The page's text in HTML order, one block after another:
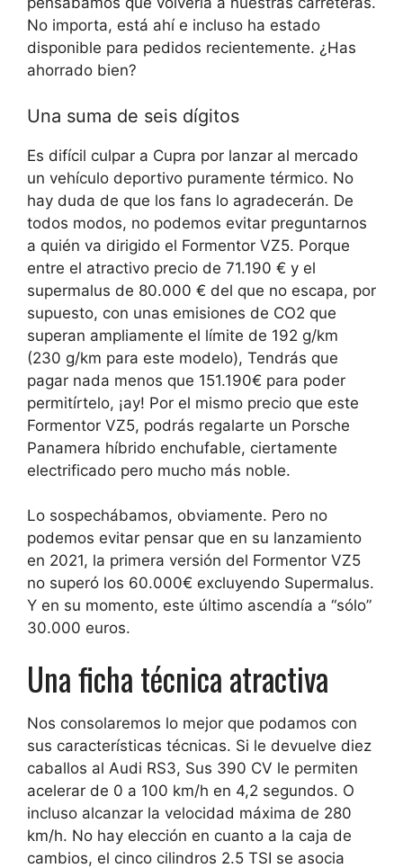
No importa, está ahí e incluso ha estado
disponible para pedidos recientemente. ¿Has
ahorrado bien?
Una suma de seis dígitos
Es difícil culpar a Cupra por lanzar al mercado
un vehículo deportivo puramente térmico. No
hay duda de que los fans lo agradecerán. De
todos modos, no podemos evitar preguntarnos
a quién va dirigido el Formentor VZ5. Porque
entre el atractivo precio de 71.190 € y el
supermalus de 80.000 € del que no escapa, por
supuesto, con unas emisiones de CO2 que
superan ampliamente el límite de 192 g/km
(230 g/km para este modelo), Tendrás que
pagar nada menos que 151.190€ para poder
permitírtelo, ¡ay! Por el mismo precio que este
Formentor VZ5, podrás regalarte un Porsche
Panamera híbrido enchufable, ciertamente
electrificado pero mucho más noble.
Lo sospechábamos, obviamente. Pero no
podemos evitar pensar que en su lanzamiento
en 2021, la primera versión del Formentor VZ5
no superó los 60.000€ excluyendo Supermalus.
Y en su momento, este último ascendía a “sólo”
30.000 euros.
Una ficha técnica atractiva
Nos consolaremos lo mejor que podamos con
sus características técnicas. Si le devuelve diez
caballos al Audi RS3, Sus 390 CV le permiten
acelerar de 0 a 100 km/h en 4,2 segundos. O
incluso alcanzar la velocidad máxima de 280
km/h. No hay elección en cuanto a la caja de
cambios, el cinco cilindros 2.5 TSI se asocia